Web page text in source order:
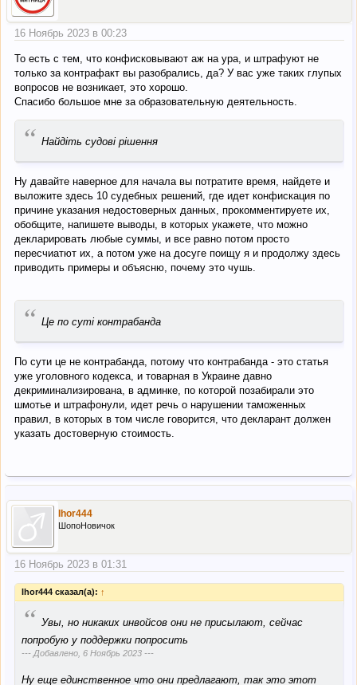
16 Ноябрь 2023 в 00:23
То есть с тем, что конфисковывают аж на ура, и штрафуют не
только за контрафакт вы разобрались, да? У вас уже таких глупых
вопросов не возникает, это хорошо.
Спасибо большое мне за образовательную деятельность.
“ Найдіть судові рішення
Ну давайте наверное для начала вы потратите время, найдете и
выложите здесь 10 судебных решений, где идет конфискация по
причине указания недостоверных данных, прокомментируете их,
обобщите, напишете выводы, в которых укажете, что можно
декларировать любые суммы, и все равно потом просто
пересчиатют их, а потом уже на досуге поищу я и продолжу здесь
приводить примеры и объясню, почему это чушь.
“ Це по суті контрабанда
По сути це не контрабанда, потому что контрабанда - это статья
уже уголовного кодекса, и товарная в Украине давно
декриминализирована, в админке, по которой позабирали это
шмотье и штрафонули, идет речь о нарушении таможенных
правил, в которых в том числе говорится, что декларант должен
указать достоверную стоимость.
Ihor444
ШопоНовичок
16 Ноябрь 2023 в 01:31
Ihor444 сказал(а): ↑
“ Увы, но никаких инвойсов они не присылают, сейчас
попробую у поддержки попросить
--- Добавлено, 6 Ноябрь 2023 ---
Ну еще единственное что они предлагают, так это этот